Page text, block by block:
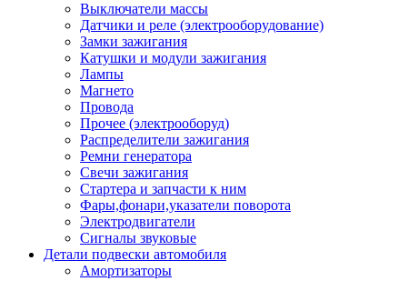
Выключатели массы
Датчики и реле (электрооборудование)
Замки зажигания
Катушки и модули зажигания
Лампы
Магнето
Провода
Прочее (электрооборуд)
Распределители зажигания
Ремни генератора
Свечи зажигания
Стартера и запчасти к ним
Фары,фонари,указатели поворота
Электродвигатели
Сигналы звуковые
Детали подвески автомобиля
Амортизаторы